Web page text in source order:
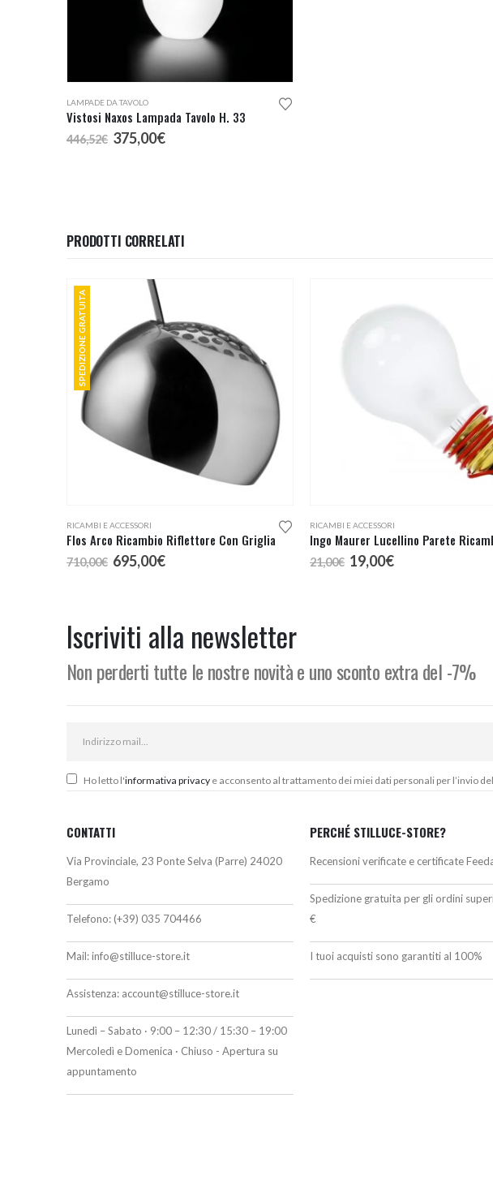
LAMPADE DA TAVOLO
Vistosi Naxos Lampada Tavolo H. 33
446,52€ Il
prezzo
375,00€Il
PRODOTTI CORRELATI
SPEDIZIONE GRATUITA
RICAMBI E ACCESSORI
Flos Arco Ricambio Riflettore Con Griglia
710,00€ Il
prezzo
695,00€Il
RICAMBI E ACCESSORI
21,00€ Il
prezzo
19,00€Il
Iscriviti alla newsletter
Non perderti tutte le nostre novità e uno sconto extra del -7%
Ho letto l'informativa privacy e acconsento al trattamento dei miei dati personali per l’invio
CONTATTI
Via Provinciale, 23 Ponte Selva (Parre) 24020
Bergamo
Telefono: (+39) 035 704466
Mail:info@stilluce-store.it
Assistenza: account@stilluce-store.it
Lunedì – Sabato · 9:00 – 12:30 / 15:30 – 19:00
Mercoledì e Domenica · Chiuso - Apertura su
appuntamento
PERCHÉ STILLUCE-STORE?
Recensioni verificate e certificate
Spedizione gratuita per gli ordini
€
I tuoi acquisti sono garantiti al 100%